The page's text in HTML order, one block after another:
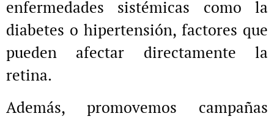
enfermedades sistémicas como la
diabetes o hipertensión, factores que
pueden afectar directamente la
retina.
Además, promovemos campañas